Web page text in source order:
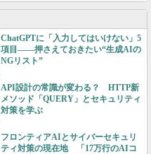
ChatGPTに「入力してはいけない」5
項目――押さえておきたい“生成AIの
NGリスト”
API設計の常識が変わる？ HTTP新
メソッド「QUERY」とセキュリティ
対策を学ぶ
フロンティアAIとサイバーセキュリ
ティ対策の現在地 「17万行のAIコ